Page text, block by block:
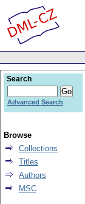
Search
Advanced Search
Browse
Collections
Titles
Authors
MSC